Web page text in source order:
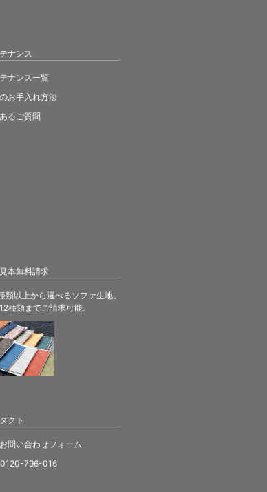
本無料請求
類以上から選べるソファ生地。
種類までご請求可能。
ナンス
ナンス一覧
お手入れ方法
るご質問
クト
問い合わせフォーム
796-016